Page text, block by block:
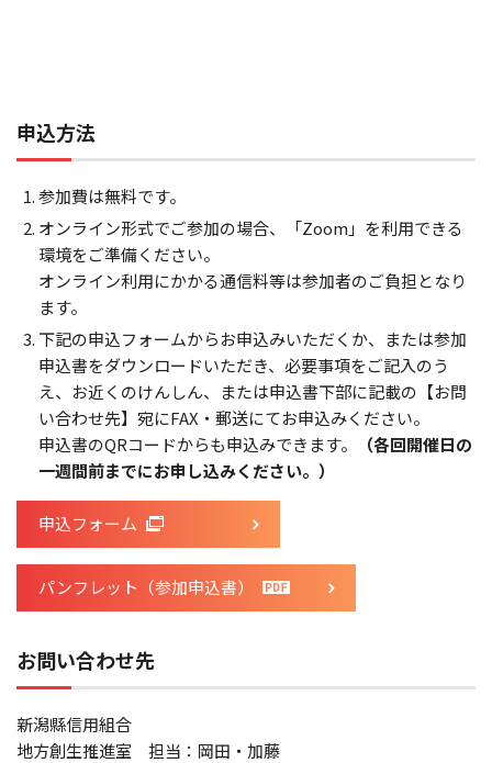
申込方法
参加費は無料です。
オンライン形式でご参加の場合、「Zoom」を利用できる
環境をご準備ください。
オンライン利用にかかる通信料等は参加者のご負担となり
ます。
下記の申込フォームからお申込みいただくか、または参加
申込書をダウンロードいただき、必要事項をご記入のう
え、お近くのけんしん、または申込書下部に記載の【お問
い合わせ先】宛にFAX・郵送にてお申込みください。
申込書のQRコードからも申込みできます。
（各回開催日の
一週間前までにお申し込みください。）
申込フォーム
パンフレット（参加申込書）
お問い合わせ先
新潟縣信用組合
地方創生推進室 担当：岡田・加藤